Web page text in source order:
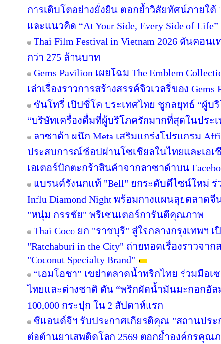
การเติบโตอย่างยั่งยืน ตอกย้ำวิสัยทัศน์ภายใต้
และแนวคิด “At Your Side, Every Side of Life”
Thai Film Festival in Vietnam 2026 ดันคอน
กว่า 275 ล้านบาท
Gems Pavilion เผยโฉม The Emblem
เล่าเรื่องราวการสร้างสรรค์จิวเวลรี่ของ
ซันโทรี่ เป๊ปซี่โค ประเทศไทย ชูกลยุทธ์ “ผู้บ
“บริษัทเครื่องดื่มที่ผู้บริโภครักมากที่สุดในประเ
ลาซาด้า ผนึก Meta เสริมแกร่งโปรแกรม
ประสบการณ์ช้อปผ่านโซเชียลในไทยและเอเ
เอเตอร์ปักตะกร้าสินค้าจากลาซาด้าบน
แบรนด์รังนกแท้ "Bell" ยกระดับดีไซน์ใหม่ ร่
Influ Diamond Night พร้อมกางแผนลุยตลาด
"หนุ่ม กรรชัย" พรีเซนเตอร์การันตีคุณภาพ
Thai Coco ยก "ราชบุรี" สู่ใจกลางกรุงเทพฯ เ
"Ratchaburi in the City" ถ่ายทอดเรื่องราวจ
"Coconut Specialty Brand"
“เอมโอชา” เขย่าตลาดน้ำพริกไทย ร่วมมือ
ไทยและต่างชาติ ดัน “พริกผัดน้ำมันมะกอกอั
100,000 กระปุก ใน 2 สัปดาห์แรก
ซีแอนด์จีฯ รับประกาศเกียรติคุณ "สถานปร
ต่อต้านยาเสพติดโลก 2569 ตอกย้ำองค์กรคุณ